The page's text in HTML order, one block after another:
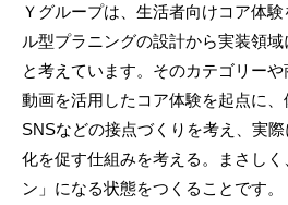
Ｙグループは、生活者向けコア体
ル型プラニングの設計から実装領
と考えています。そのカテゴリー
動画を活用したコア体験を起点に
SNSなどの接点づくりを考え、実
化を促す仕組みを考える。まさし
ン」になる状態をつくることです。